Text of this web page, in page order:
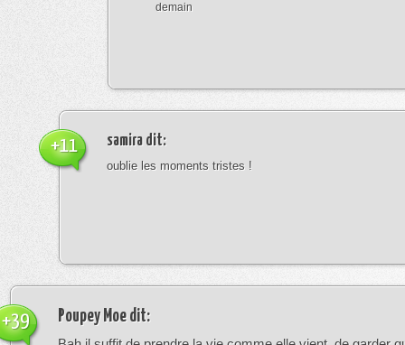
demain
samira dit:
oublie les moments tristes !
+11
Poupey Moe dit:
+39